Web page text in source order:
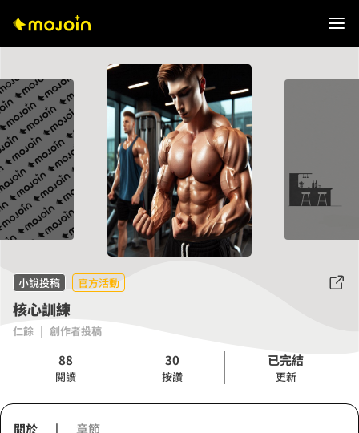
小說投稿 官方活動
核心訓練
仁餘 | 創作者投稿
88
閱讀
30
按讚
已完結
更新
關於 | 章節